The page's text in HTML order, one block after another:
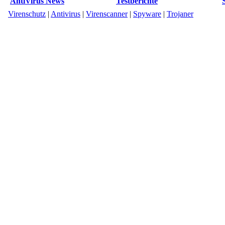
Virenschutz | Antivirus | Virenscanner| Spyware | Trojaner